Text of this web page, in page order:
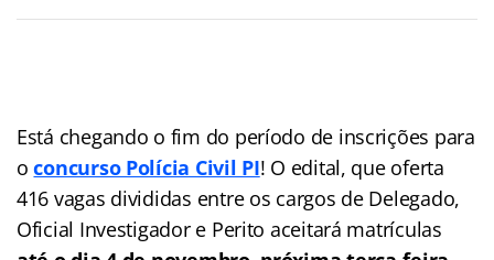
Está chegando o fim do período de inscrições para
oconcurso Polícia Civil PI! O edital, que oferta
416 vagas divididas entre os cargos de Delegado,
Oficial Investigador e Perito aceitará matrículas